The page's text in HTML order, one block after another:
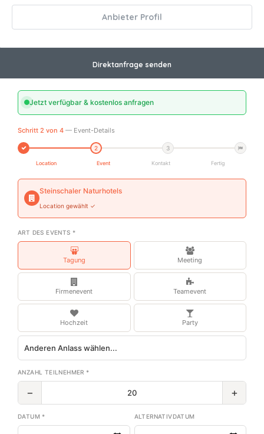
Anbieter Profil
Direktanfrage senden
Jetzt verfügbar & kostenlos anfragen
Schritt 2 von 4 — Event-Details
2 3
Location Event Kontakt Fertig
Steinschaler Naturhotels
Location gewählt ✓
ART DES EVENTS *
Tagung Meeting
Firmenevent Teamevent
Hochzeit Party
ANZAHL TEILNEHMER *
− +
DATUM * ALTERNATIVDATUM